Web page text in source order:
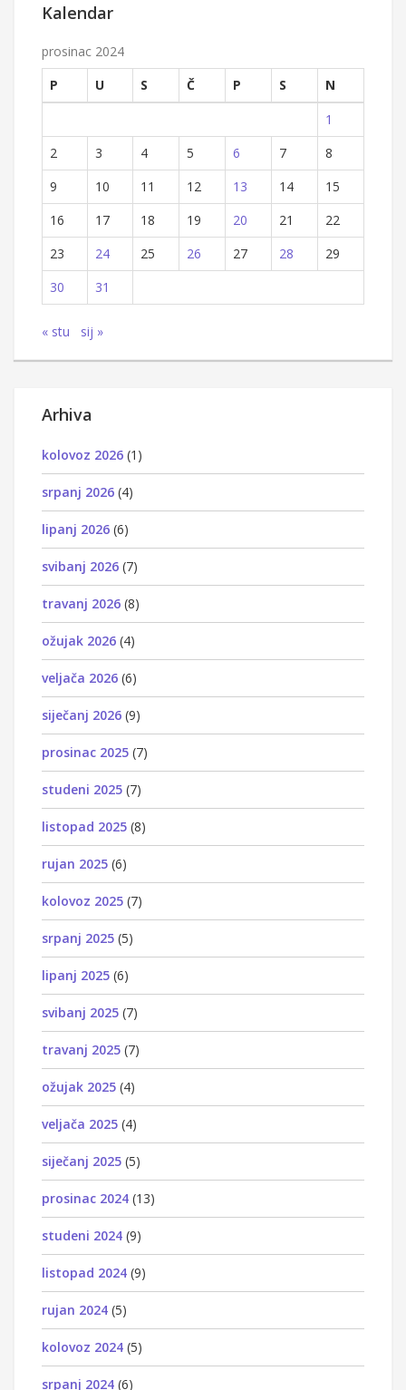
Kalendar
prosinac 2024
P
U S Č P S
N
1
2
3 4 5 6 7
8
9
10 11 12 13 14
15
16
17 18 19 20 21
22
23
24 25 26 27 28
29
30
31
« stu sij »
Arhiva
kolovoz 2026 (1)
srpanj 2026 (4)
lipanj 2026 (6)
svibanj 2026 (7)
travanj 2026 (8)
ožujak 2026 (4)
veljača 2026 (6)
siječanj 2026 (9)
prosinac 2025 (7)
studeni 2025 (7)
listopad 2025 (8)
rujan 2025 (6)
kolovoz 2025 (7)
srpanj 2025 (5)
lipanj 2025 (6)
svibanj 2025 (7)
travanj 2025 (7)
ožujak 2025 (4)
veljača 2025 (4)
siječanj 2025 (5)
prosinac 2024 (13)
studeni 2024 (9)
listopad 2024 (9)
rujan 2024 (5)
kolovoz 2024 (5)
srpanj 2024 (6)